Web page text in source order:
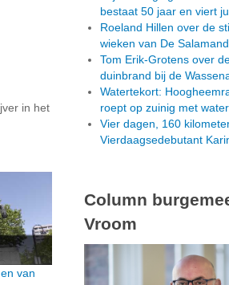
in het
van
bestaat 50 jaar en viert
Roeland Hillen over de
wieken van De
Tom Erik-Grotens over
duinbrand bij de
Watertekort:
roept op zuinig met
Vier dagen, 160
Vierdaagsedebutant
Column
Vroom